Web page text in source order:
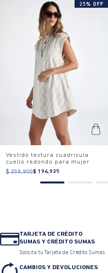
25% OFF
Vestido textura cuadrícula
cuello redondo para mujer
$ 259.900$ 194.925
TARJETA DE CRÉDITO
SUMAS Y CRÉDITO SUMAS
Solicita tu Tarjeta de Crédito Sumas
CAMBIOS Y DEVOLUCIONES